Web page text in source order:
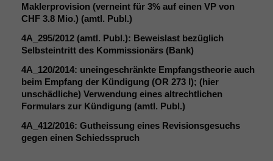
Maklerprovision (verneint für 3% auf einen VP von
CHF 3.8 Mio.) (amtl. Publ.)
4A_295/2012 (amtl. Publ.): Beweislast bezüglich
Selbsteintritt des Kommissionärs (Bank)
4A_120/2014: uneingeschränkte Empfangstheorie auch
beim Empfang der Kündigung (OR 273 I); (hier
unschädliche) Verwendung eines altrechtlichen
Formulars zur Kündigung (amtl. Publ.)
4A_412/2016: Gutheissung eines Revisionsgesuchs
gegen einen Schiedsspruch